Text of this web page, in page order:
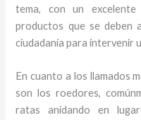
tema, con un
productos que se deben
ciudadanía para intervenir
En cuanto a los llamados
son los roedores,
ratas anidando en